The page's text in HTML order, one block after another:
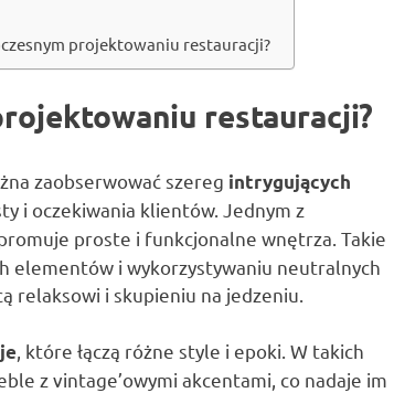
projektowaniu restauracji?
restauracji?
zaobserwować szereg intrygujących
i oczekiwania klientów. Jednym z
proste i funkcjonalne wnętrza. Takie
elementów i wykorzystywaniu neutralnych
relaksowi i skupieniu na jedzeniu.
, które łączą różne style i epoki. W takich
z vintage’owymi akcentami, co nadaje im